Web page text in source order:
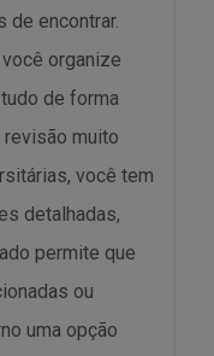
de encontrar.
organize
de forma
muito
você tem
detalhadas,
permite que
ou
uma opção